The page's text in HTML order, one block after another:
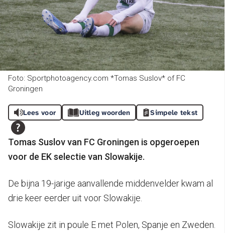
Foto: Sportphotoagency.com *Tomas Suslov* of FC
Groningen
Lees voor Uitleg woorden Simpele tekst
Tomas Suslov van FC Groningen is opgeroepen
voor de EK selectie van Slowakije.
De bijna 19-jarige aanvallende middenvelder kwam al
drie keer eerder uit voor Slowakije.
Slowakije zit in poule E met Polen, Spanje en Zweden.